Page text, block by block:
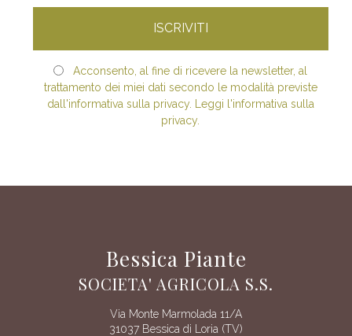
Acconsento, al fine di ricevere la newsletter, al
trattamento dei miei dati secondo le modalità previste
dall'informativa sulla privacy. Leggi l'informativa sulla
privacy.
Bessica Piante
SOCIETA' AGRICOLA S.S.
Via Monte Marmolada 11/A
31037 Bessica di Loria (TV)